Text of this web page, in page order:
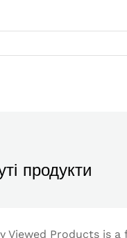
продукти
Viewed Products is